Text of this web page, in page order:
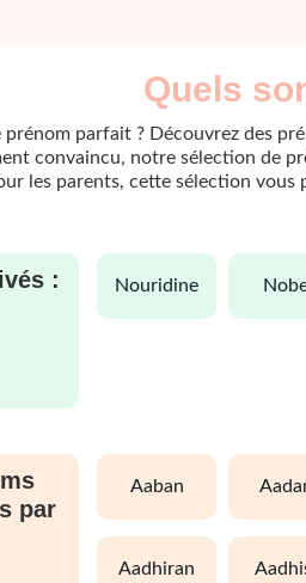
Quels
prénom parfait ? Découvrez des
convaincu, notre sélection de
les parents, cette sélection
: nouridine
par
aaban
aadhiran